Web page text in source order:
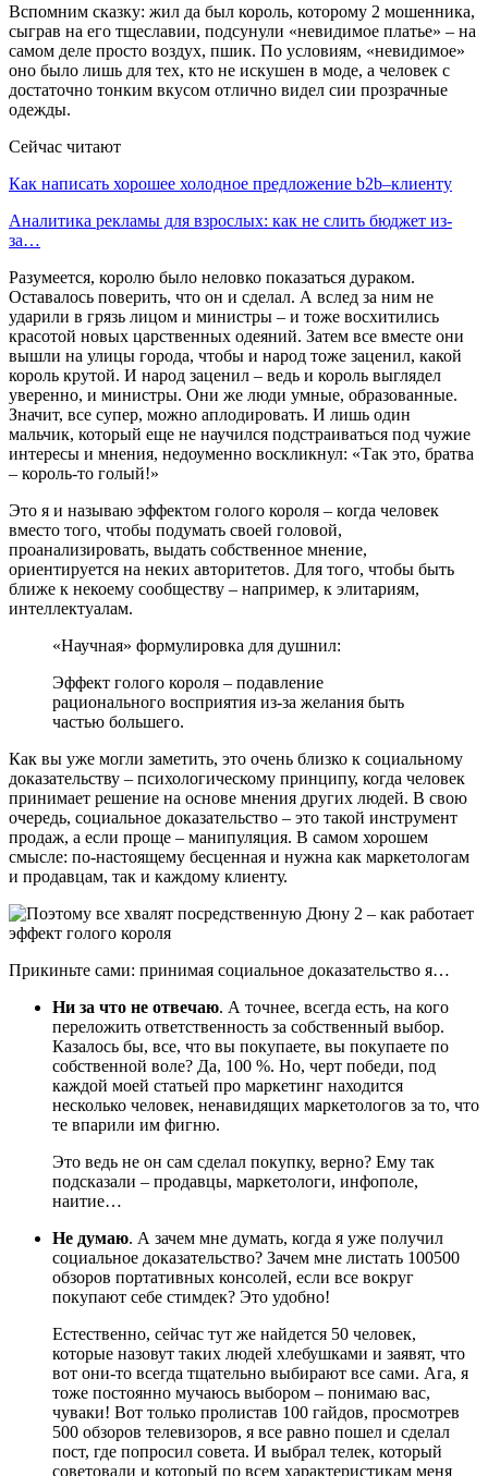
Вспомним сказку: жил да был король, которому 2 мошенника,
сыграв на его тщеславии, подсунули «невидимое платье» – на
самом деле просто воздух, пшик. По условиям, «невидимое»
оно было лишь для тех, кто не искушен в моде, а человек с
достаточно тонким вкусом отлично видел сии прозрачные
одежды.
Сейчас читают
Как написать хорошее холодное предложение b2b–клиенту
Аналитика рекламы для взрослых: как не слить бюджет из-
за…
Разумеется, королю было неловко показаться дураком.
Оставалось поверить, что он и сделал. А вслед за ним не
ударили в грязь лицом и министры – и тоже восхитились
красотой новых царственных одеяний. Затем все вместе они
вышли на улицы города, чтобы и народ тоже заценил, какой
король крутой. И народ заценил – ведь и король выглядел
уверенно, и министры. Они же люди умные, образованные.
Значит, все супер, можно аплодировать. И лишь один
мальчик, который еще не научился подстраиваться под чужие
интересы и мнения, недоуменно воскликнул: «Так это, братва
– король-то голый!»
Это я и называю эффектом голого короля – когда человек
вместо того, чтобы подумать своей головой,
проанализировать, выдать собственное мнение,
ориентируется на неких авторитетов. Для того, чтобы быть
ближе к некоему сообществу – например, к элитариям,
интеллектуалам.
«Научная» формулировка для душнил:
Эффект голого короля – подавление
рационального восприятия из-за желания быть
частью большего.
Как вы уже могли заметить, это очень близко к социальному
доказательству – психологическому принципу, когда человек
принимает решение на основе мнения других людей. В свою
очередь, социальное доказательство – это такой инструмент
продаж, а если проще – манипуляция. В самом хорошем
смысле: по-настоящему бесценная и нужна как маркетологам
и продавцам, так и каждому клиенту.
Прикиньте сами: принимая социальное доказательство я…
Ни за что не отвечаю. А точнее, всегда есть, на кого
переложить ответственность за собственный выбор.
Казалось бы, все, что вы покупаете, вы покупаете по
собственной воле? Да, 100 %. Но, черт победи, под
каждой моей статьей про маркетинг находится
несколько человек, ненавидящих маркетологов за то, что
те впарили им фигню.
Это ведь не он сам сделал покупку, верно? Ему так
подсказали – продавцы, маркетологи, инфополе,
наитие…
Не думаю. А зачем мне думать, когда я уже получил
социальное доказательство? Зачем мне листать 100500
обзоров портативных консолей, если все вокруг
покупают себе стимдек? Это удобно!
Естественно, сейчас тут же найдется 50 человек,
которые назовут таких людей хлебушками и заявят, что
вот они-то всегда тщательно выбирают все сами. Ага, я
тоже постоянно мучаюсь выбором – понимаю вас,
чуваки! Вот только пролистав 100 гайдов, просмотрев
500 обзоров телевизоров, я все равно пошел и сделал
пост, где попросил совета. И выбрал телек, который
советовали и который по всем характеристикам меня